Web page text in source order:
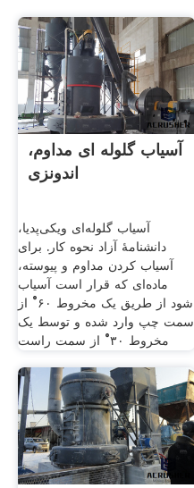
آسیاب گلوله ای مداوم،
اندونزی
آسیاب گلوله‌ای ویکی‌پدیا،
دانشنامهٔ آزاد نحوه کار. برای
آسیاب کردن مداوم و پیوسته،
ماده‌ای که قرار است آسیاب
شود از طریق یک مخروط ۶۰° از
سمت چپ وارد شده و توسط یک
مخروط ۳۰° از سمت راست